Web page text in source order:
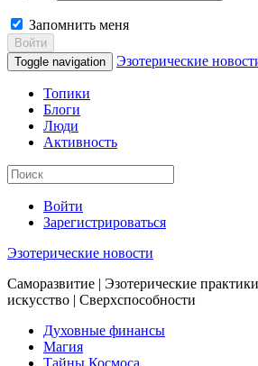
Запомнить меня
Войти
Toggle navigation
Эзотерические
Топики
Блоги
Люди
Активность
Войти
Зарегистрироваться
Эзотерические новости
Саморазвитие | Эзотерические
искусство | Сверхспособности
Духовные финансы
Магия